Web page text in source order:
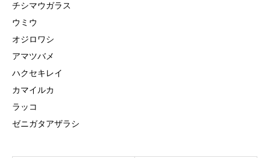
チシマウガラス
ウミウ
オジロワシ
アマツバメ
ハクセキレイ
カマイルカ
ラッコ
ゼニガタアザラシ